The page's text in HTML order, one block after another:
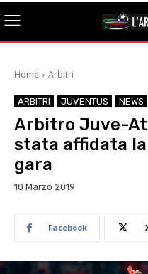
Home Arbitri
ARBITRI JUVENTUS NEWS
Arbitro Juve-
stata affidata
gara
10 Marzo 2019
Facebook